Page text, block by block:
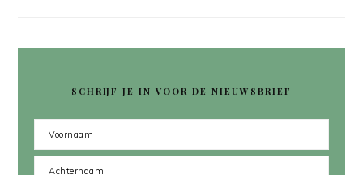
SCHRIJF JE IN VOOR DE NIEUWSBRIEF